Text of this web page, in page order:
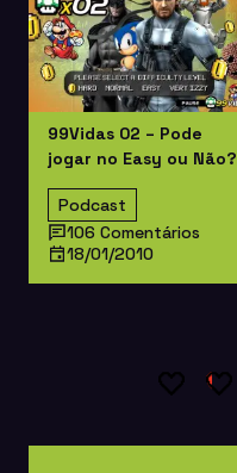
99Vidas 02 – Pode
jogar no Easy ou Não?
Podcast
106 Comentários
18/01/2010